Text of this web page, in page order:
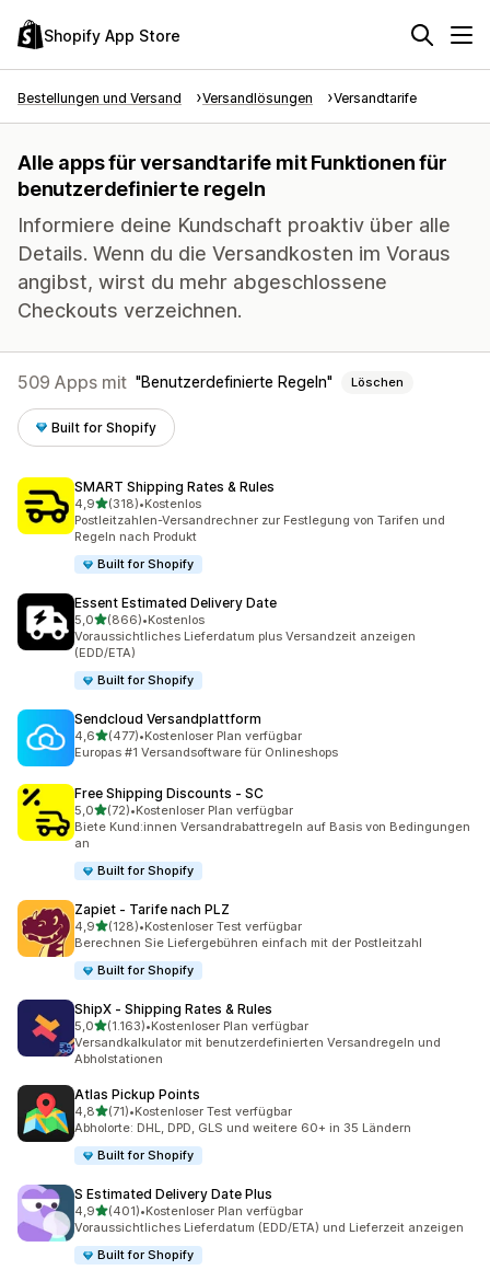
Shopify App Store
Bestellungen und Versand Versandlösungen Versandtarife
Alle apps für versandtarife mit Funktionen für
benutzerdefinierte regeln
Informiere deine Kundschaft proaktiv über alle
Details. Wenn du die Versandkosten im Voraus
angibst, wirst du mehr abgeschlossene
Checkouts verzeichnen.
509 Apps mit Benutzerdefinierte Regeln Löschen
Built for Shopify
SMART Shipping Rates & Rules
4,9von 5 Sternen
(318)
318 Rezensionen insgesamt
•Kostenlos
Postleitzahlen-Versandrechner zur Festlegung von Tarifen und
Regeln nach Produkt
Built for Shopify
Essent Estimated Delivery Date
5,0von 5 Sternen
(866)
866 Rezensionen insgesamt
•Kostenlos
Voraussichtliches Lieferdatum plus Versandzeit anzeigen
(EDD/ETA)
Built for Shopify
Sendcloud Versandplattform
4,6von 5 Sternen
(477)
477 Rezensionen insgesamt
•Kostenloser Plan verfügbar
Europas #1 Versandsoftware für Onlineshops
Free Shipping Discounts ‑ SC
5,0von 5 Sternen
(72)
72 Rezensionen insgesamt
•Kostenloser Plan verfügbar
Biete Kund:innen Versandrabattregeln auf Basis von Bedingungen
an
Built for Shopify
Zapiet ‑ Tarife nach PLZ
4,9von 5 Sternen
(128)
128 Rezensionen insgesamt
•Kostenloser Test verfügbar
Berechnen Sie Liefergebühren einfach mit der Postleitzahl
Built for Shopify
ShipX ‑ Shipping Rates & Rules
5,0von 5 Sternen
(1.163)
1163 Rezensionen insgesamt
•Kostenloser Plan verfügbar
Versandkalkulator mit benutzerdefinierten Versandregeln und
Abholstationen
Atlas Pickup Points
4,8von 5 Sternen
(71)
71 Rezensionen insgesamt
•Kostenloser Test verfügbar
Abholorte: DHL, DPD, GLS und weitere 60+ in 35 Ländern
Built for Shopify
S Estimated Delivery Date Plus
4,9von 5 Sternen
(401)
401 Rezensionen insgesamt
•Kostenloser Plan verfügbar
Voraussichtliches Lieferdatum (EDD/ETA) und Lieferzeit anzeigen
Built for Shopify